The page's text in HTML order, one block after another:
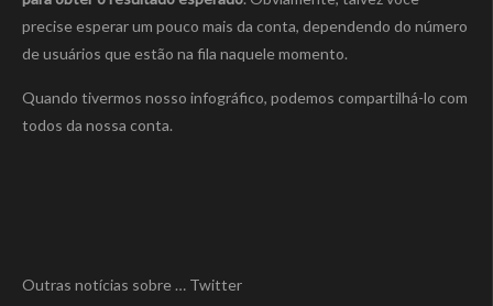
precise esperar um pouco mais da conta, dependendo do número
de usuários que estão na fila naquele momento.
Quando tivermos nosso infográfico, podemos compartilhá-lo com
todos da nossa conta.
Outras notícias sobre … Twitter